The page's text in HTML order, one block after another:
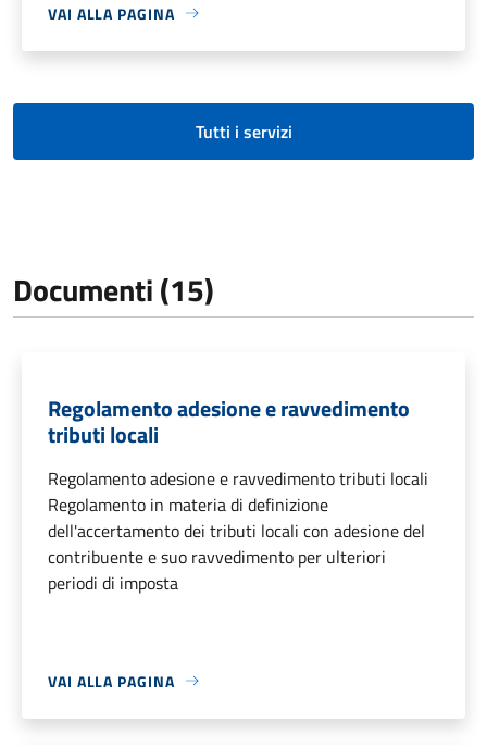
VAI ALLA PAGINA
Tutti i servizi
Documenti (15)
Regolamento adesione e ravvedimento
tributi locali
Regolamento adesione e ravvedimento tributi locali
Regolamento in materia di definizione
dell'accertamento dei tributi locali con adesione del
contribuente e suo ravvedimento per ulteriori
periodi di imposta
VAI ALLA PAGINA